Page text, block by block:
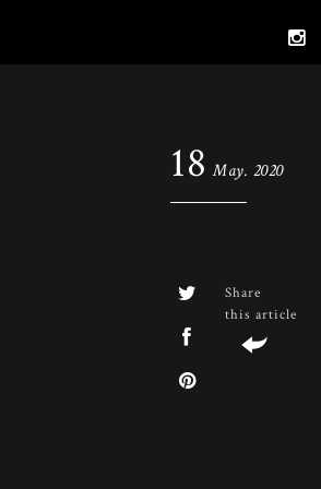
18 May. 2020
Share
this article